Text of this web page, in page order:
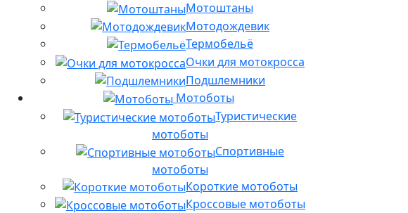
Мотоштаны
Мотодождевик
Термобельё
Очки для мотокросса
Подшлемники
Мотоботы
Туристические
мотоботы
Спортивные
мотоботы
Короткие мотоботы
Кроссовые мотоботы